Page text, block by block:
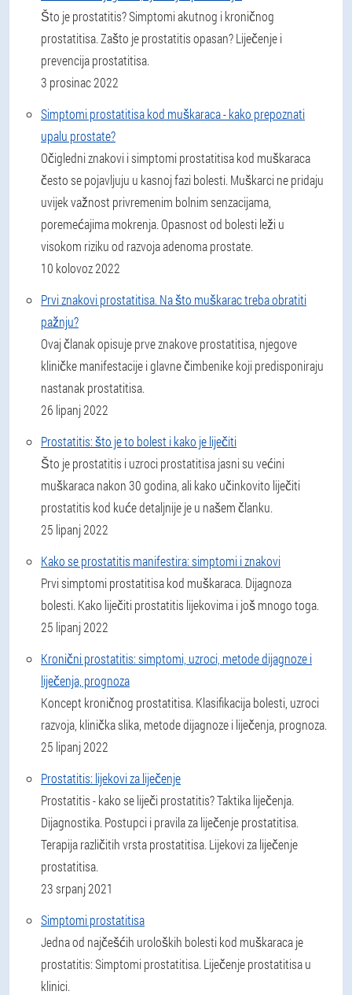
Što je prostatitis? Simptomi akutnog i kroničnog
prostatitisa. Zašto je prostatitis opasan? Liječenje i
prevencija prostatitisa.
3 prosinac 2022
Simptomi prostatitisa kod muškaraca - kako prepoznati
upalu prostate?
Očigledni znakovi i simptomi prostatitisa kod muškaraca
često se pojavljuju u kasnoj fazi bolesti. Muškarci ne pridaju
uvijek važnost privremenim bolnim senzacijama,
poremećajima mokrenja. Opasnost od bolesti leži u
visokom riziku od razvoja adenoma prostate.
10 kolovoz 2022
Prvi znakovi prostatitisa. Na što muškarac treba obratiti
pažnju?
Ovaj članak opisuje prve znakove prostatitisa, njegove
kliničke manifestacije i glavne čimbenike koji predisponiraju
nastanak prostatitisa.
26 lipanj 2022
Prostatitis: što je to bolest i kako je liječiti
Što je prostatitis i uzroci prostatitisa jasni su većini
muškaraca nakon 30 godina, ali kako učinkovito liječiti
prostatitis kod kuće detaljnije je u našem članku.
25 lipanj 2022
Kako se prostatitis manifestira: simptomi i znakovi
Prvi simptomi prostatitisa kod muškaraca. Dijagnoza
bolesti. Kako liječiti prostatitis lijekovima i još mnogo toga.
25 lipanj 2022
Kronični prostatitis: simptomi, uzroci, metode dijagnoze i
liječenja, prognoza
Koncept kroničnog prostatitisa. Klasifikacija bolesti, uzroci
razvoja, klinička slika, metode dijagnoze i liječenja, prognoza.
25 lipanj 2022
Prostatitis: lijekovi za liječenje
Prostatitis - kako se liječi prostatitis? Taktika liječenja.
Dijagnostika. Postupci i pravila za liječenje prostatitisa.
Terapija različitih vrsta prostatitisa. Lijekovi za liječenje
prostatitisa.
23 srpanj 2021
Simptomi prostatitisa
Jedna od najčešćih uroloških bolesti kod muškaraca je
prostatitis: Simptomi prostatitisa. Liječenje prostatitisa u
klinici.